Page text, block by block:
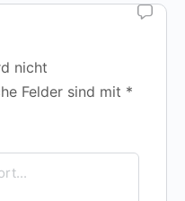
nicht
Felder sind mit *